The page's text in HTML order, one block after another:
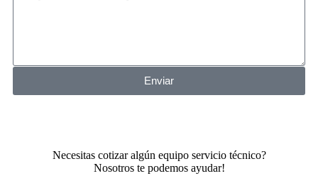
Enviar
Necesitas cotizar algún equipo servicio técnico?
Nosotros te podemos ayudar!